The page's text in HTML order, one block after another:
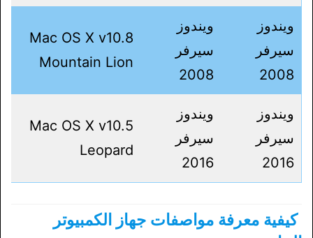
ويندوز
سيرفر
2008
ويندوز
سيرفر
2008
Mac OS X v10.8
Mountain Lion
ويندوز
سيرفر
2016
ويندوز
سيرفر
2016
Mac OS X v10.5
Leopard
كيفية معرفة مواصفات جهاز الكمبيوتر